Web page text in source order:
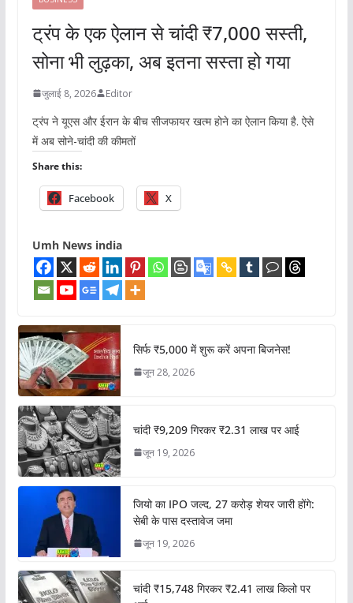
ट्रंप के एक ऐलान से चांदी ₹7,000 सस्ती,
सोना भी लुढ़का, अब इतना सस्ता हो गया
जुलाई 8, 2026 Editor
ट्रंप ने यूएस और ईरान के बीच सीजफायर खत्म होने का ऐलान किया है. ऐसे
में अब सोने-चांदी की कीमतों
Share this:
Facebook X
Umh News india
सिर्फ ₹5,000 में शुरू करें अपना बिजनेस!
जून 28, 2026
चांदी ₹9,209 गिरकर ₹2.31 लाख पर आई
जून 19, 2026
जियो का IPO जल्द, 27 करोड़ शेयर जारी होंगे:
सेबी के पास दस्तावेज जमा
जून 19, 2026
चांदी ₹15,748 गिरकर ₹2.41 लाख किलो पर